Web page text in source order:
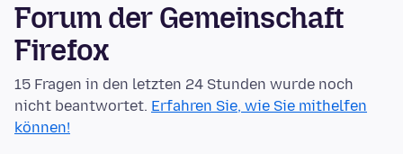
Forum der Gemeinschaft
Firefox
15 Fragen in den letzten 24 Stunden wurde noch
nicht beantwortet. Erfahren Sie, wie Sie mithelfen
können!